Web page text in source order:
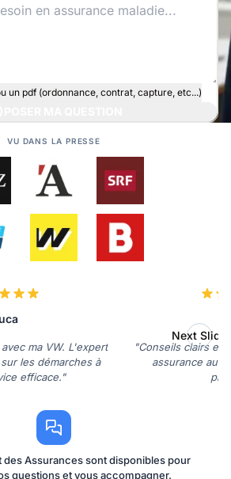
un pdf (ordonnance, contrat, capture, etc...)
VU DANS LA PRESSE
ma VW. L'expert
les démarches à
efficace."
"Conseils clairs et
assurance
Next Slide
des Assurances sont disponibles pour
questions et vous accompagner.